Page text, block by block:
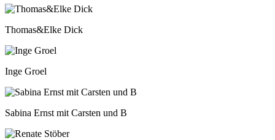
Thomas&Elke Dick
Inge Groel
Sabina Ernst mit Carsten und B